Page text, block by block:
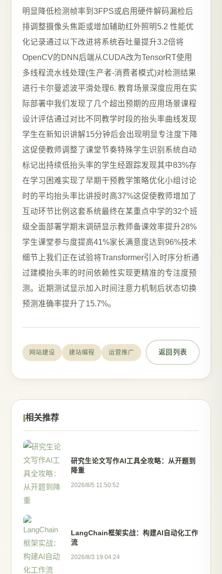
明显降低检测帧率到3FPS或启用硬件解码漏检后
排调整摄像头焦距或增加辅助红外照明5.2 性能优
化记录通过以下改进将系统吞吐量提升3.2倍将
OpenCV的DNN后端从CUDA改为TensorRT使用
多线程流水线处理(生产者-消费者模式)对检测结果
进行卡尔曼滤波平滑处理6. 教育场景深度应用在实
际部署中我们发现了几个超出预期的应用场景课程
设计评估通过对比不同教学时段的抬头率曲线发现
学生在新知识讲解15分钟后会出现明显专注度下降
这促使教师调整了课堂节奏特殊学生识别系统自动
标记出持续低抬头率的学生经跟踪发现其中83%存
在学习困难实现了早期干预教学策略优化小组讨论
时的平均抬头率比讲授时高37%这促使教师增加了
互动环节比例这套系统最终在某重点中学的32个班
级全面部署学期末调研显示教师备课效率提升28%
学生课堂参与度提高41%家长满意度达到96%技术
细节上我们正在试验将Transformer引入时序分析通
过建模抬头率的时间依赖性实现更精准的专注度预
测。近期测试显示加入时间注意力机制后状态切换
预测准确率提升了15.7%。
网站建设 建站编程 运营推广 返回列表
相关推荐
研究生论文写作AI工具全攻略：从开题到
降重
2026/8/5 11:50:52
LangChain框架实战：构建AI自动化工作
流
2026/8/3 19:04:24